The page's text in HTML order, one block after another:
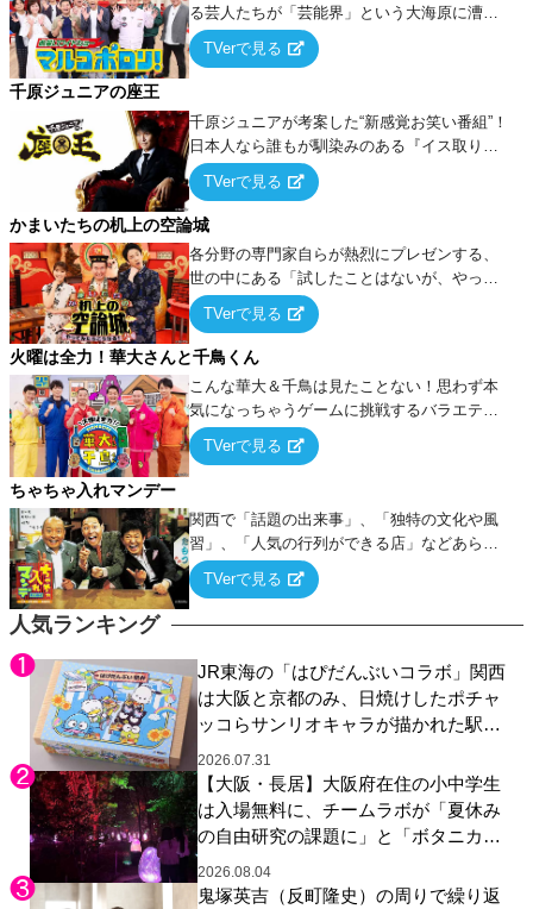
人気ランキング
JR東海の「はぴだんぶいコラボ」関西
は大阪と京都のみ、日焼けしたポチャ
ッコらサンリオキャラが描かれた駅弁
やグッズが登場
2026.07.31
【大阪・長居】大阪府在住の小中学生
は入場無料に、チームラボが「夏休み
の自由研究の課題に」と「ボタニカル
ガーデン 大阪」へ招待
2026.08.04
鬼塚英吉（反町隆史）の周りで繰り返
る芸人たちが「芸能界」という大海原に漕ぎ
出でて、新たなオモシロ人間を発掘する！
TVerで見る
千原ジュニアの座王
千原ジュニアが考案した“新感覚お笑い番組”！
日本人なら誰もが馴染みのある『イス取りゲ
ーム』をベースに、大喜利・ギャグ・モノボ
ケ・歌…など様々なお題で芸人がショートネ
タを競い合う！
TVerで見る
かまいたちの机上の空論城
各分野の専門家自らが熱烈にプレゼンする、
世の中にある「試したことはないが、やって
みたらこうなる！…ハズ」という“机上の空
論”に若手芸人らがカラダを張って挑む！
TVerで見る
火曜は全力！華大さんと千鳥くん
こんな華大＆千鳥は見たことない！思わず本
気になっちゃうゲームに挑戦するバラエティ
ー！
TVerで見る
ちゃちゃ入れマンデー
関西で「話題の出来事」、「独特の文化や風
習」、「人気の行列ができる店」などあらゆ
るテーマについて好き放題にちゃちゃを入れ
ていく関西色を前面に押し出したトークバラ
TVerで見る